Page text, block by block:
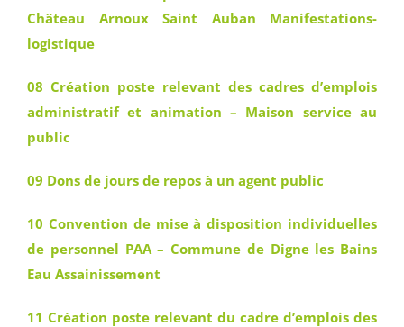
Château Arnoux Saint Auban Manifestations-
logistique
08 Création poste relevant des cadres d’emplois
administratif et animation – Maison service au
public
09 Dons de jours de repos à un agent public
10 Convention de mise à disposition individuelles
de personnel PAA – Commune de Digne les Bains
Eau Assainissement
11 Création poste relevant du cadre d’emplois des